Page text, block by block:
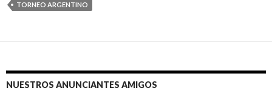
TORNEO ARGENTINO
NUESTROS ANUNCIANTES AMIGOS